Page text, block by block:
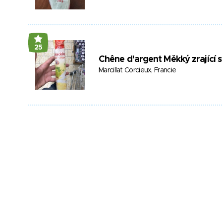
25
Chêne d'argent Měkký zrající
Marcillat Corcieux, Francie